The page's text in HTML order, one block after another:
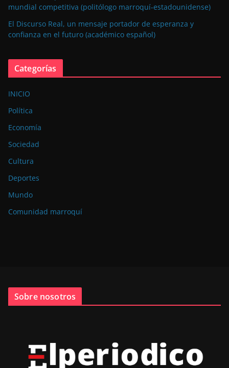
mundial competitiva (politólogo marroquí-estadounidense)
El Discurso Real, un mensaje portador de esperanza y
confianza en el futuro (académico español)
Categorías
INICIO
Política
Economía
Sociedad
Cultura
Deportes
Mundo
Comunidad marroquí
Sobre nosotros